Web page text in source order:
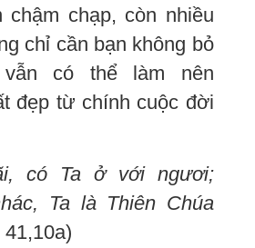
chậm chạp, còn nhiều
chỉ cần bạn không bỏ
vẫn có thể làm nên
đẹp từ chính cuộc đời
,có Ta ở với ngươi;
,
Ta là Thiên Chúa
41,10a)